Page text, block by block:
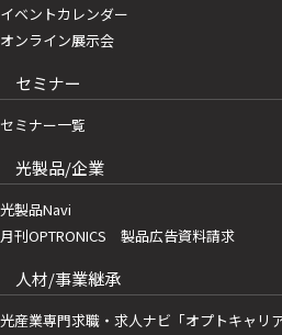
イベントカレンダー
オンライン展示会
セミナー
セミナー一覧
光製品/企業
光製品Navi
月刊OPTRONICS 製品広告資料請求
人材/事業継承
光産業専門求職・求人ナビ「オプトキャリア